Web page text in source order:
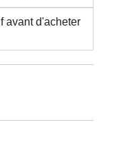
avant d'acheter